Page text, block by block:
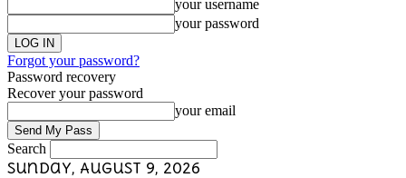
your username
your password
Forgot your password?
Password recovery
Recover your password
your email
Search
Sunday, August 9, 2026